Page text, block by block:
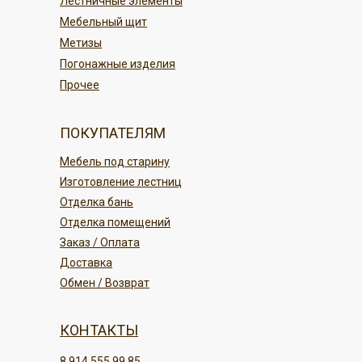
ПОДРОБНЕЕ
Отделка бань
Изготовление лестниц
Мебель под старину
ПОКУПАТЕЛЯМ
Прочее
Метизы
Погонажные изделия
Мебельный щит
КОНТАКТЫ
Обмен / Возврат
Отделка помещений
Заказ / Оплата
Доставка